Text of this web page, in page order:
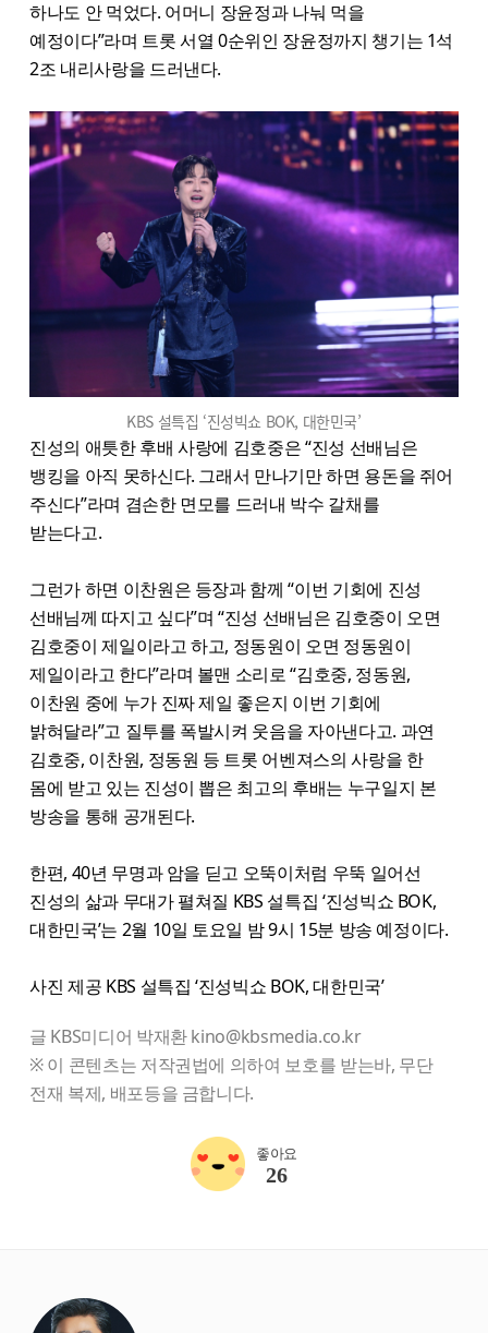
하나도 안 먹었다. 어머니 장윤정과 나눠 먹을
예정이다”라며 트롯 서열 0순위인 장윤정까지 챙기는 1석
2조 내리사랑을 드러낸다.
KBS 설특집 ‘진성빅쇼 BOK, 대한민국’
진성의 애틋한 후배 사랑에 김호중은 “진성 선배님은
뱅킹을 아직 못하신다. 그래서 만나기만 하면 용돈을 쥐어
주신다”라며 겸손한 면모를 드러내 박수 갈채를
받는다고.
그런가 하면 이찬원은 등장과 함께 “이번 기회에 진성
선배님께 따지고 싶다”며 “진성 선배님은 김호중이 오면
김호중이 제일이라고 하고, 정동원이 오면 정동원이
제일이라고 한다”라며 볼맨 소리로 “김호중, 정동원,
이찬원 중에 누가 진짜 제일 좋은지 이번 기회에
밝혀달라”고 질투를 폭발시켜 웃음을 자아낸다고. 과연
김호중, 이찬원, 정동원 등 트롯 어벤져스의 사랑을 한
몸에 받고 있는 진성이 뽑은 최고의 후배는 누구일지 본
방송을 통해 공개된다.
한편, 40년 무명과 암을 딛고 오뚝이처럼 우뚝 일어선
진성의 삶과 무대가 펼쳐질 KBS 설특집 ‘진성빅쇼 BOK,
대한민국’는 2월 10일 토요일 밤 9시 15분 방송 예정이다.
사진 제공 KBS 설특집 ‘진성빅쇼 BOK, 대한민국’
글 KBS미디어 박재환 kino@kbsmedia.co.kr
※ 이 콘텐츠는 저작권법에 의하여 보호를 받는바, 무단
전재 복제, 배포등을 금합니다.
좋아요
26